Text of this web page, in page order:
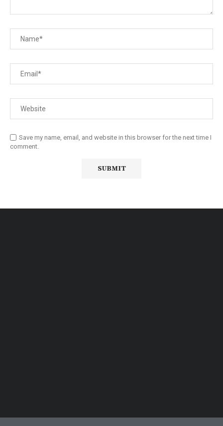
Save my name, email, and website in this browser for the next time I
comment.